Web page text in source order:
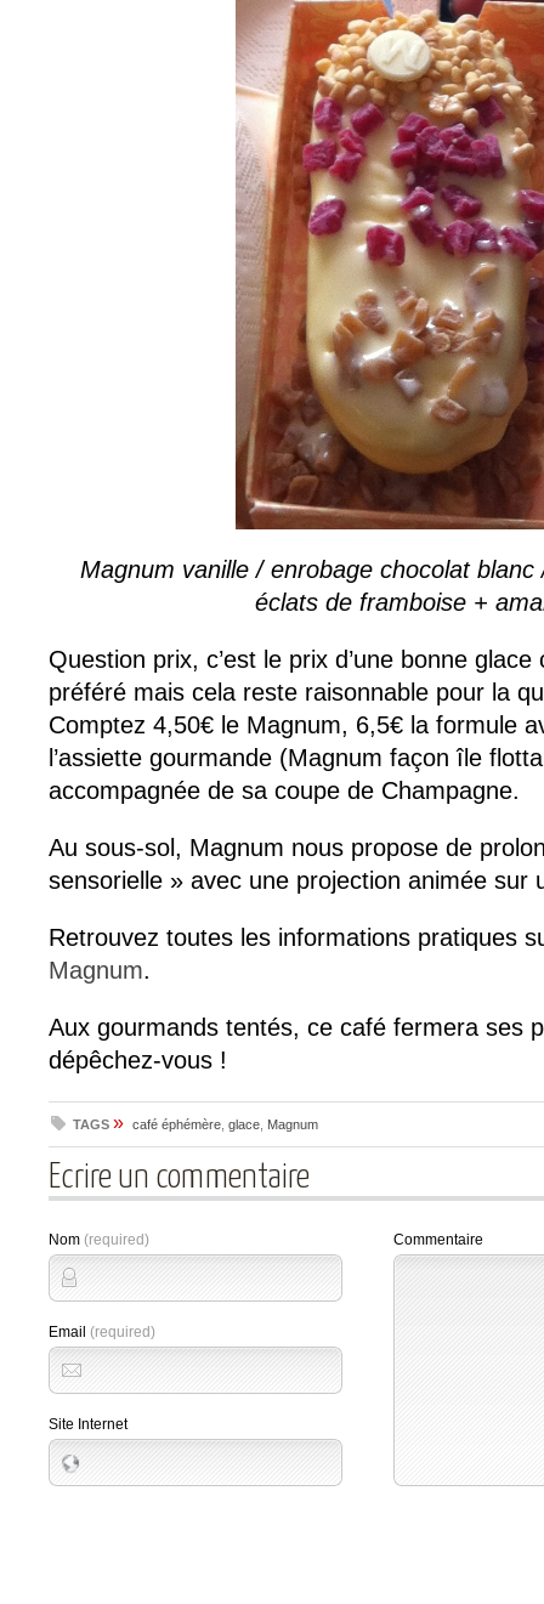
Magnum vanille / enrobage chocolat
éclats de framboise +
Question prix, c’est le prix d’une bonne
préféré mais cela reste raisonnable pour la
Comptez 4,50€ le Magnum, 6,5€ la formule
l’assiette gourmande (Magnum façon île
accompagnée de sa coupe de Champagne.
Au sous-sol, Magnum nous propose de
sensorielle » avec une projection animée sur
Retrouvez toutes les informations pratiques
Magnum.
Aux gourmands tentés, ce café fermera ses
dépêchez-vous !
TAGS » café éphémère glace Magnum
Ecrire un commentaire
Nom (required)
Email (required)
Site Internet
Commentaire